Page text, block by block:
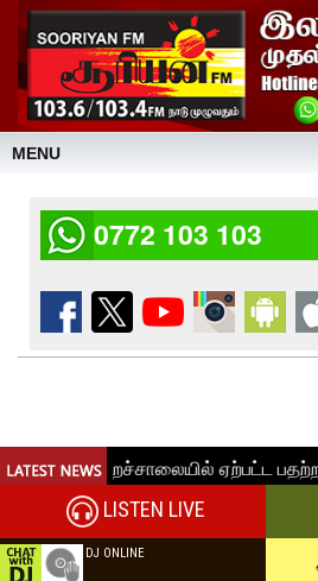
MENU
0772 103 103
LISTEN LIVE
DJ ONLINE